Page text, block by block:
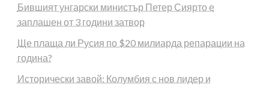
Бившият унгарски министър Петер Сиярто е
заплашен от 3 години затвор
Ще плаща ли Русия по $20 милиарда репарации на
година?
Исторически завой: Колумбия с нов лидер и